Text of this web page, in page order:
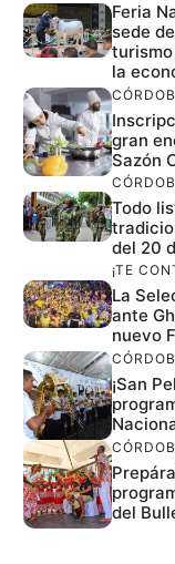
Feria
sede
la
gran
Sazón
Todo
del 20
¡TE
La
ante
nuevo
¡San
del